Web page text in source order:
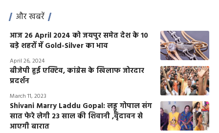
और खबरें
आज 26 April 2024 को जयपुर समेत देश के 10
बड़े शहरों में Gold-Silver का भाव
April 26, 2024
बीजेपी हुई एक्टिव, कांग्रेस के खिलाफ जोरदार
प्रदर्शन
March 11, 2023
Shivani Marry Laddu Gopal: लड्डू गोपाल संग
सात फेरे लेगी 23 साल की शिवानी ,वृंदावन से
आएगी बारात